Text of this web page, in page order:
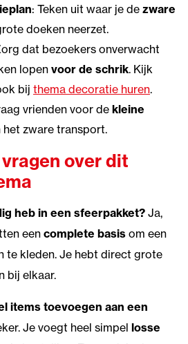
: Teken uit waar je de zware
doeken neerzet.
dat bezoekers onverwacht
lopen voor de schrik. Kijk
bij thema decoratie huren.
vrienden voor dekleine
het zware transport.
over dit
heb in een sfeerpakket? Ja,
eencomplete basis om een
te kleden. Je hebt direct grote
bij elkaar.
items toevoegen aan een
Je voegt heel simpel losse